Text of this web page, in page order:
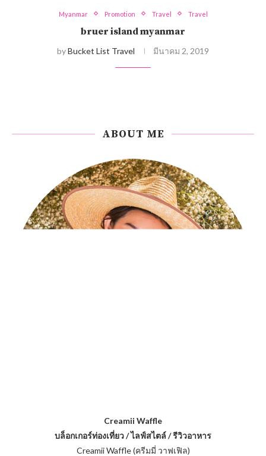
Myanmar Promotion Travel Travel
bruer island myanmar
byBucket List Travel มีนาคม 2, 2019
ABOUT ME
Creamii Waffle
บล็อกเกอร์ท่องเที่ยว / ไลฟ์สไตล์ / รีวิวอาหาร
Creamii Waffle (ครีมมี่ วาฟเฟิล)